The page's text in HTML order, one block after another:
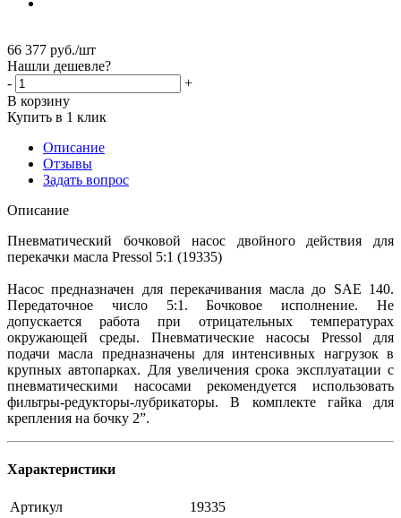
66 377 руб./шт
Нашли дешевле?
-
+
В корзину
Купить в 1 клик
Описание
Отзывы
Задать вопрос
Описание
Пневматический бочковой насос двойного действия для
перекачки масла Pressol 5:1 (19335)
Насос предназначен для перекачивания масла до SAE 140.
Передаточное число 5:1. Бочковое исполнение. Не
допускается работа при отрицательных температурах
окружающей среды. Пневматические насосы Pressol для
подачи масла предназначены для интенсивных нагрузок в
крупных автопарках. Для увеличения срока эксплуатации с
пневматическими насосами рекомендуется использовать
фильтры-редукторы-лубрикаторы. В комплекте гайка для
крепления на бочку 2”.
Характеристики
Артикул
19335